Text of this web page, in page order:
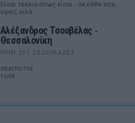
Είσαι τέλεια όπως είσαι - σε κάθε size,
ύψος, κιλά.
Αλέξανδρος Τσουβέλας ‑
Θεσσαλονίκη
ΠΡΙΝ 267 ΕΒΔΟΜΆΔΕΣ
ΘΕΑΤΡΟ ΓΗΣ
11/09